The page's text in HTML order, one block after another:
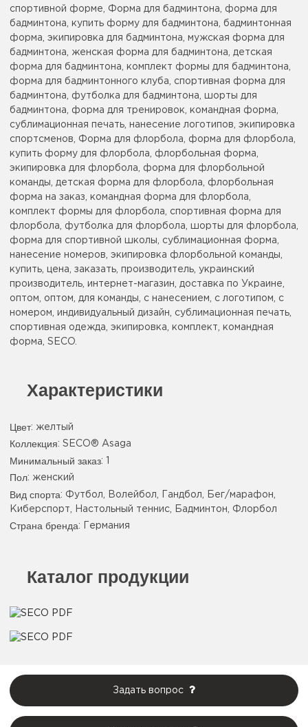
спортивной форме, Форма для бадминтона, форма для
бадминтона, купить форму для бадминтона, бадминтонная
форма, экипировка для бадминтона, мужская форма для
бадминтона, женская форма для бадминтона, детская
форма для бадминтона, комплект формы для бадминтона,
форма для бадминтонного клуба, спортивная форма для
бадминтона, футболка для бадминтона, шорты для
бадминтона, форма для тренировок, командная форма,
сублимационная печать, нанесение логотипов, экипировка
спортсменов, Форма для флорбола, форма для флорбола,
купить форму для флорбола, флорбольная форма,
экипировка для флорбола, форма для флорбольной
команды, детская форма для флорбола, флорбольная
форма на заказ, командная форма для флорбола,
комплект формы для флорбола, спортивная форма для
флорбола, футболка для флорбола, шорты для флорбола,
форма для спортивной школы, сублимационная форма,
нанесение номеров, экипировка флорбольной команды,
купить, цена, заказать, производитель, украинский
производитель, интернет-магазин, доставка по Украине,
оптом, оптом, для команды, с нанесением, с логотипом, с
номером, индивидуальный дизайн, сублимационная печать,
спортивная одежда, экипировка, комплект, командная
форма, SECO.
Характеристики
Цвет: желтый
Коллекция: SECO® Asaga
Минимальный заказ: 1
Пол: женский
Вид спорта: Футбол, Волейбол, Гандбол, Бег/марафон,
Киберспорт, Настольный теннис, Бадминтон, Флорбол
Страна бренда: Германия
Каталог продукции
Задать вопрос